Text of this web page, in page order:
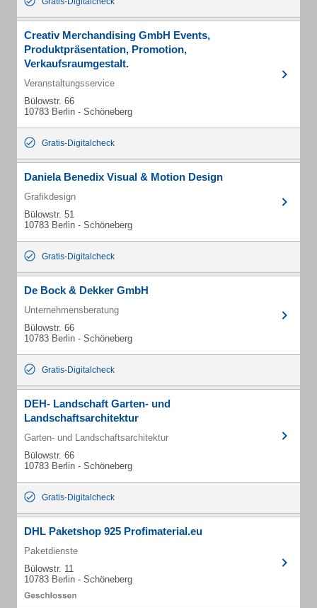
Creativ Merchandising GmbH Events,
Produktpräsentation, Promotion,
Verkaufsraumgestalt.
Veranstaltungsservice
Bülowstr. 66
10783 Berlin - Schöneberg
Gratis-Digitalcheck
Daniela Benedix Visual & Motion Design
Grafikdesign
Bülowstr. 51
10783 Berlin - Schöneberg
Gratis-Digitalcheck
De Bock & Dekker GmbH
Unternehmensberatung
Bülowstr. 66
10783 Berlin - Schöneberg
Gratis-Digitalcheck
DEH- Landschaft Garten- und
Landschaftsarchitektur
Garten- und Landschaftsarchitektur
Bülowstr. 66
10783 Berlin - Schöneberg
Gratis-Digitalcheck
DHL Paketshop 925 Profimaterial.eu
Paketdienste
Bülowstr. 11
10783 Berlin - Schöneberg